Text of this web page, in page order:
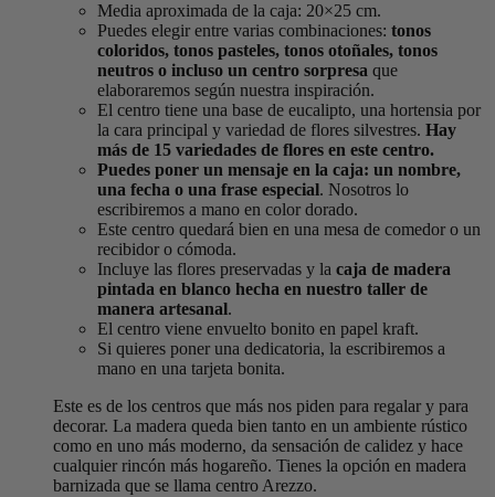
Media aproximada de la caja: 20×25 cm.
Puedes elegir entre varias combinaciones: tonos
coloridos, tonos pasteles, tonos otoñales, tonos
neutros o incluso un centro sorpresa que
elaboraremos según nuestra inspiración.
El centro tiene una base de eucalipto, una hortensia por
la cara principal y variedad de flores silvestres. Hay
más de 15 variedades de flores en este centro.
Puedes poner un mensaje en la caja: un nombre,
una fecha o una frase especial. Nosotros lo
escribiremos a mano en color dorado.
Este centro quedará bien en una mesa de comedor o un
recibidor o cómoda.
Incluye las flores preservadas y la caja de madera
pintada en blanco hecha en nuestro taller de
manera artesanal.
El centro viene envuelto bonito en papel kraft.
Si quieres poner una dedicatoria, la escribiremos a
mano en una tarjeta bonita.
Este es de los centros que más nos piden para regalar y para
decorar. La madera queda bien tanto en un ambiente rústico
como en uno más moderno, da sensación de calidez y hace
cualquier rincón más hogareño. Tienes la opción en madera
barnizada que se llama centro Arezzo.